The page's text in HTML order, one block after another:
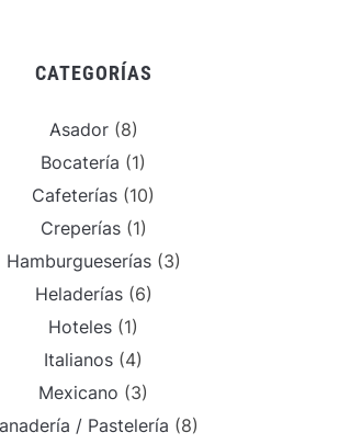
CATEGORÍAS
Asador(8)
Bocatería (1)
Cafeterías (10)
Creperías(1)
Hamburgueserías(3)
Heladerías(6)
Hoteles (1)
Italianos (4)
Mexicano (3)
/ Pastelería (8)